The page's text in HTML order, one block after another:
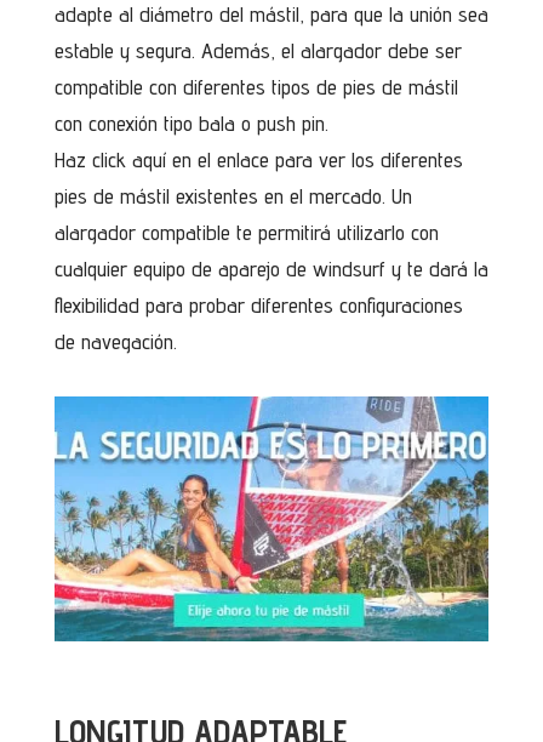
adapte al diámetro del mástil, para que la unión sea
estable y segura. Además, el alargador debe ser
compatible con diferentes tipos de pies de mástil
con conexión tipo bala o push pin.
Haz click aquí en el enlace para ver los diferentes
pies de mástil existentes en el mercado. Un
alargador compatible te permitirá utilizarlo con
cualquier equipo de aparejo de windsurf y te dará la
flexibilidad para probar diferentes configuraciones
de navegación.
LONGITUD ADAPTABLE